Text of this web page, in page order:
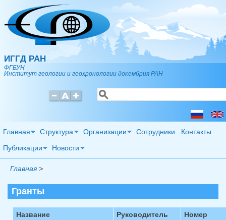
Перейти к основному содержанию
ИГГД РАН
ФГБУН
Институт геологии и геохронологии докембрия РАН
Форма поиска
Поиск
Главная Структура Организации Сотрудники Контакты
Публикации Новости
Главная >
Гранты
Название Руководитель
Номер